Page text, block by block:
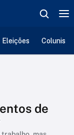
Eleições
de